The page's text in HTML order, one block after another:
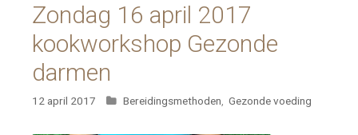
Zondag 16 april 2017
kookworkshop Gezonde
darmen
12 april 2017 Categorieën
Bereidingsmethoden, Gezonde voeding